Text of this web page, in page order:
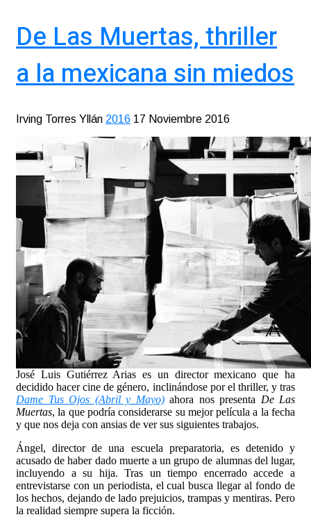
De Las Muertas, thriller
a la mexicana sin miedos
Irving Torres Yllán 2016 17 Noviembre 2016
José Luis Gutiérrez Arias es un director mexicano que ha
decidido hacer cine de género, inclinándose por el thriller, y tras
Dame Tus Ojos (Abril y Mayo) ahora nos presenta De Las
Muertas, la que podría considerarse su mejor película a la fecha
y que nos deja con ansias de ver sus siguientes trabajos.
Ángel, director de una escuela preparatoria, es detenido y
acusado de haber dado muerte a un grupo de alumnas del lugar,
incluyendo a su hija. Tras un tiempo encerrado accede a
entrevistarse con un periodista, el cual busca llegar al fondo de
los hechos, dejando de lado prejuicios, trampas y mentiras. Pero
la realidad siempre supera la ficción.